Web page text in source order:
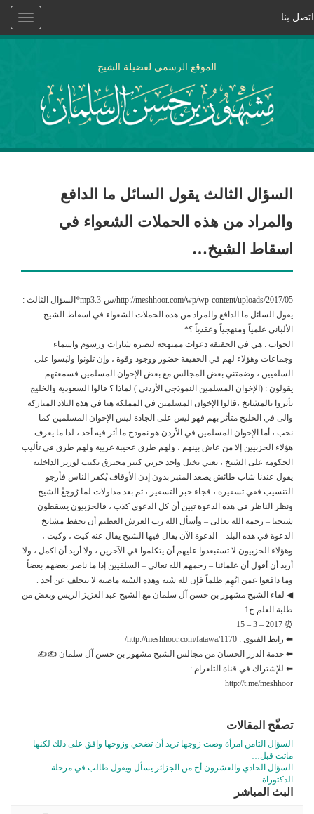
Toggle
اتصل بنا
الموقع الرسمي لفضيلة الشيخ
السؤال الثالث يقول السائل ما الدافع
والمراد من هذه الحملات الشعواء في
اسقاط الشيخ…
http://meshhoor.com/wp/wp-content/uploads/2017/05/س-3.mp3*السؤال الثالث :
يقول السائل ما الدافع والمراد من هذه الحملات الشعواء في اسقاط الشيخ
الألباني علمياً ومنهجياً وعقدياً ؟*
الجواب : هي في الحقيقة دعوات ممنهجة لنصرة شارات ورسوم واسماء
وجماعات وهؤلاء لهم في الحقيقة حضور ووجود وقوة ، وإن تلونوا ولبَسوا على
السلفيين ، وضمتني بعض المجالس مع بعض الإخوان المسلمين فسمعتهم
يقولون : (الإخوان المسلمين النموذجي الأردني ) لماذا ؟ قالوا السعودية والخليج
تأثروا بالمشايخ ،قالوا الإخوان المسلمين في المملكة هنا في هذه البلاد المباركة
والى في الخليج متأثر بهم فهو ليس على الجادة ليس الإخوان المسلمين كما
نحب ، أما الإخوان المسلمين في الأردن هو نموذج ما أثر فيه أحد ، لذا ما يعرف
هؤلاء الحزبيين إلا من عاش بينهم ، ولهم طرق عجيبة غريبة ولهم طرق في تأليب
الحكومة على الشيخ ، يعني تخيل واحد حزبي كبير محترق يكتب لوزير الداخلية
يقول عندنا شاب طائش يصعد المنبر بدون إذن الأوقاف يُكفر الناس فأرجو
التنسيب ففي تسفيره ، فجاء خبر التسفير ، ثم بعد مداولات لما رُوجِعْ الشيخ
ونظر الناظر في هذه الدعوة تبين أن كل الدعوى كذب ، فالحزبيون يسقطون
شيخنا – رحمه الله تعالى – وأسأل الله رب العرش العظيم أن يحفظ مشايخ
الدعوة في هذه البلد – الدعوة الآن يقال فيها الشيخ يقال عنه كيت ، وكيت ،
وهؤلاء الحزبيون لا تستبعدوا عليهم أن يتكلموا في الآخرين ، ولا أريد أن اكمل ، ولا
أريد أن أقول أن علمائنا – رحمهم الله تعالى – السلفيين إذا ما ناصر بعضهم بعضاً
وما دافعوا عمن اتُهِم ظلماً فإن لله سُنة وهذه السُنة ماضية لا تتخلف عن أحد .
◀ لقاء الشيخ مشهور بن حسن آل سلمان مع الشيخ عبد العزيز الريس وبعض من
طلبة العلم ج1
⏰ 2017 – 3 – 15
⬅ رابط الفتوى : http://meshhoor.com/fatawa/1170/
⬅ خدمة الدرر الحسان من مجالس الشيخ مشهور بن حسن آل سلمان ✍✍
⬅ للإشتراك في قناة التلغرام :
http://t.me/meshhoor
تصفّح المقالات
السؤال الثامن امرأة وصت زوجها تريد أن تضحي وزوجها وافق على ذلك لكنها
ماتت قبل…
السؤال الحادي والعشرون أخ من الجزائر يسأل ويقول طالب في مرحلة
الدكتوراة…
البث المباشر